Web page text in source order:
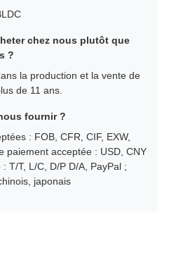
chez nous plutôt que
?
la production et la vente de
de 11 ans.
fournir ?
: FOB, CFR, CIF, EXW,
paiement acceptée : USD, CNY
T/T, L/C, D/P D/A, PayPal ;
japonais